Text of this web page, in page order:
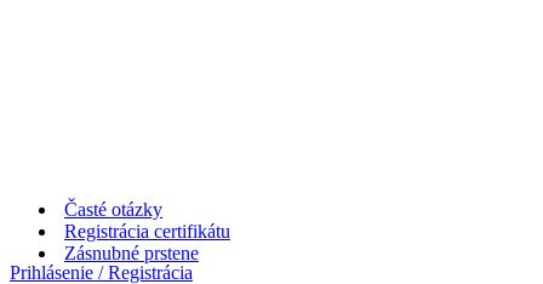
Časté otázky
Registrácia certifikátu
Prihlásenie / Registrácia
Zásnubné prstene